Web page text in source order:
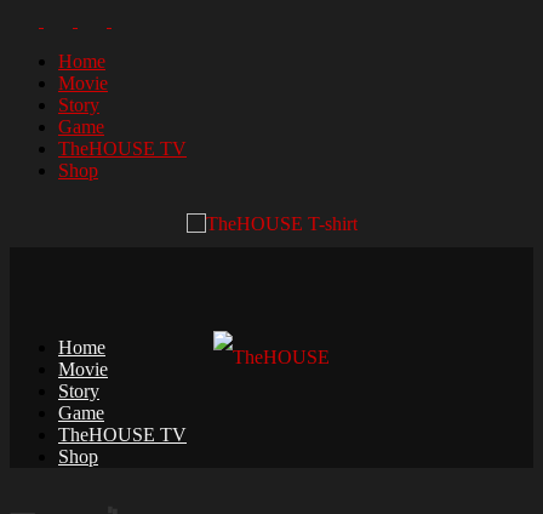
Home
Movie
Story
Game
TheHOUSE TV
Shop
Home
Movie
Story
Game
TheHOUSE TV
Shop